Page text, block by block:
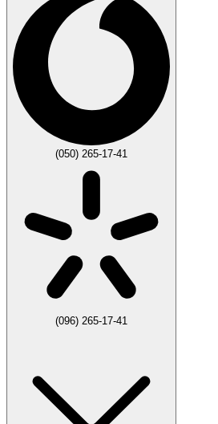
(050) 265-17-41
(096) 265-17-41